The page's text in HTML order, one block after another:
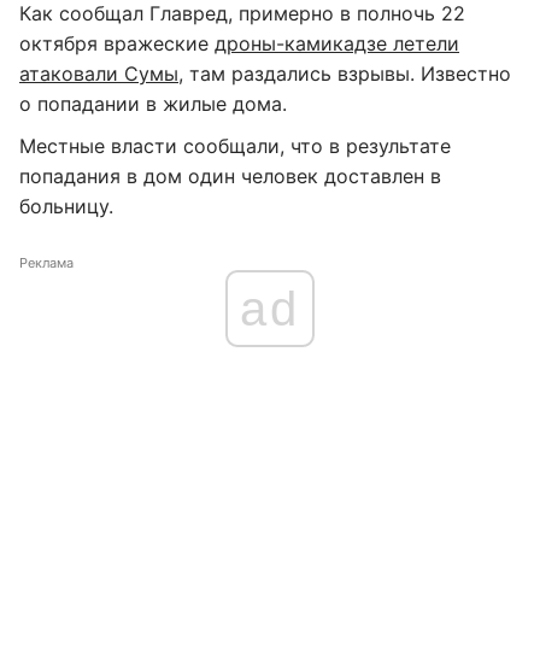
Как сообщал Главред, примерно в полночь 22
октября вражеские дроны-камикадзе летели
атаковали Сумы, там раздались взрывы. Известно
о попадании в жилые дома.
Местные власти сообщали, что в результате
попадания в дом один человек доставлен в
больницу.
Реклама
ad